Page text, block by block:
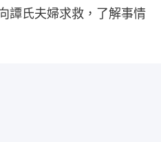
譚氏夫婦求救，了解事情